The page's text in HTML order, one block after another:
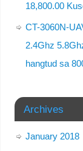
18,800.00
CT-3060N-
2.4Ghz
hangtud sa
Archives
January 2018